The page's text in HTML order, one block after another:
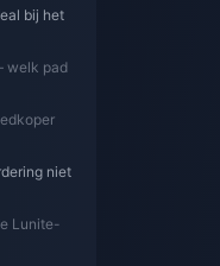
bij het
welk pad
niet
Lunite-